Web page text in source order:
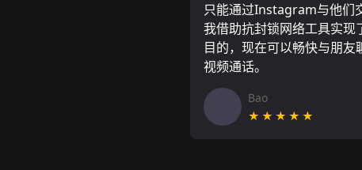
只能通过Instagram与他们
我借助抗封锁网络工具实现
目的，现在可以畅快与朋友
视频通话。
Bao
★★★★★